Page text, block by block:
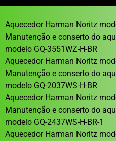
Aquecedor Harman Noritz
Manutenção e conserto do
modelo GQ-3551WZ-H-BR
Aquecedor Harman Noritz
Manutenção e conserto do
modelo GQ-2037WS-H-BR
Aquecedor Harman Noritz
Manutenção e conserto do
modelo GQ-2437WS-H-BR-1
Aquecedor Harman Noritz